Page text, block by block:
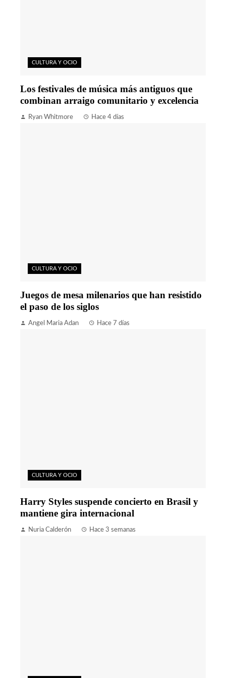
CULTURA Y OCIO
Los festivales de música más antiguos que
combinan arraigo comunitario y excelencia
Ryan Whitmore Hace 4 días
CULTURA Y OCIO
Juegos de mesa milenarios que han resistido
el paso de los siglos
Angel Maria Adan Hace 7 días
CULTURA Y OCIO
Harry Styles suspende concierto en Brasil y
mantiene gira internacional
Nuria Calderón Hace 3 semanas